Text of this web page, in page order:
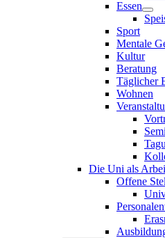
Essen
Sport
Mentale
Kultur
Beratung
Täglicher
Wohnen
Die Uni als
Offene